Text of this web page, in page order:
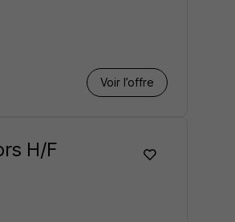
Voir l’offre
H/F